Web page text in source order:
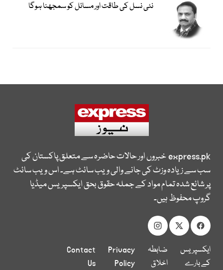
نئی نسل کی طاقت اور مسائل کو سمجھنا ہوگا
express.pkخبروں اور حالات حاضرہ سے متعلق پاکستان کی
سب سے زیادہ وزٹ کی جانے والی ویب سائٹ ہے۔ اس ویب سائٹ
پر شائع شدہ تمام مواد کے جملہ حقوق بحق ایکسپریس میڈیا
گروپ محفوظ ہیں۔
ایکسپریس
کے بارے
ضابطہ
اخلاق
Privacy
Policy
Contact
Us